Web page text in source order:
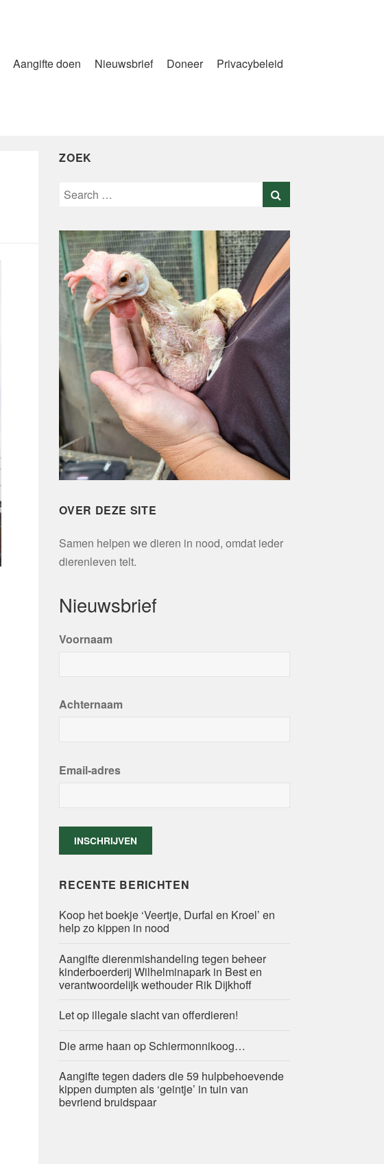
Aangifte doen Nieuwsbrief Doneer Privacybeleid
ZOEK
Search
OVER DEZE SITE
Samen helpen we dieren in nood, omdat ieder
dierenleven telt.
Nieuwsbrief
Voornaam
Achternaam
Email-adres
RECENTE BERICHTEN
Koop het boekje ‘Veertje, Durfal en Kroel’ en
help zo kippen in nood
Aangifte dierenmishandeling tegen beheer
kinderboerderij Wilhelminapark in Best en
verantwoordelijk wethouder Rik Dijkhoff
Let op illegale slacht van offerdieren!
Die arme haan op Schiermonnikoog…
Aangifte tegen daders die 59 hulpbehoevende
kippen dumpten als ‘geintje’ in tuin van
bevriend bruidspaar